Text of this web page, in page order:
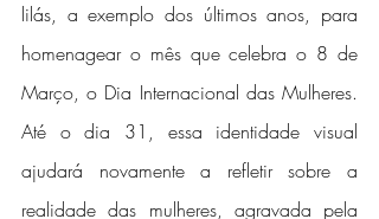
lilás, a exemplo dos últimos anos, para
homenagear o mês que celebra o 8 de
Março, o Dia Internacional das Mulheres.
Até o dia 31, essa identidade visual
ajudará novamente a refletir sobre a
realidade das mulheres, agravada pela